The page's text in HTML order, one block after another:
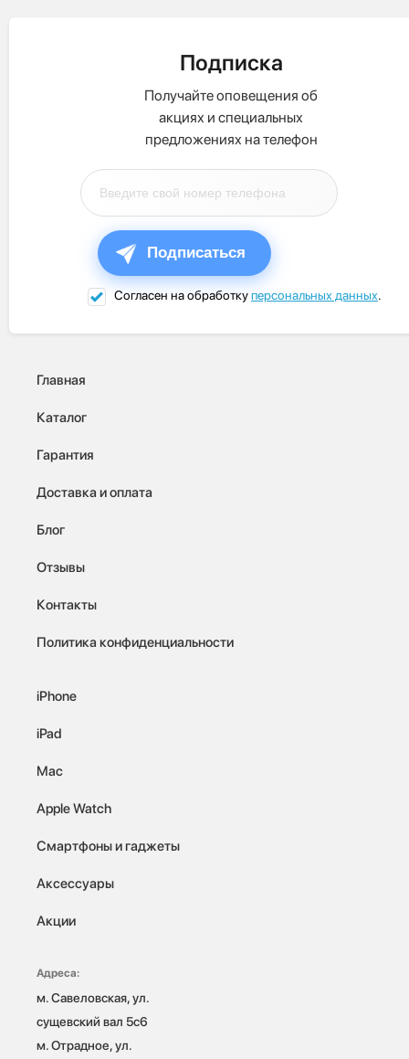
Подписка
Получайте оповещения об
акциях и специальных
предложениях на телефон
Подписаться
Согласен на обработкуперсональных данных.
Главная
Каталог
Гарантия
Доставка и оплата
Блог
Отзывы
Контакты
Политика конфиденциальности
iPhone
iPad
Mac
Apple Watch
Смартфоны и гаджеты
Аксессуары
Акции
Адреса:
м. Савеловская, ул.
сущевский вал 5с6
м. Отрадное, ул.